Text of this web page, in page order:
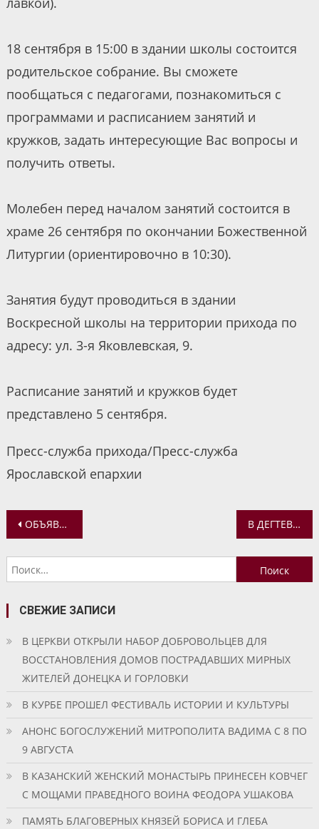
18 сентября в 15:00 в здании школы состоится
родительское собрание. Вы сможете
пообщаться с педагогами, познакомиться с
программами и расписанием занятий и
кружков, задать интересующие Вас вопросы и
получить ответы.
Молебен перед началом занятий состоится в
храме 26 сентября по окончании Божественной
Литургии (ориентировочно в 10:30).
Занятия будут проводиться в здании
Воскресной школы на территории прихода по
адресу: ул. 3-я Яковлевская, 9.
Расписание занятий и кружков будет
представлено 5 сентября.
Пресс-служба прихода/Пресс-служба
Ярославской епархии
Навигация
по
записям
ОБЪЯВЛЕН ДОПОЛНИТЕЛЬНЫЙ НАБОР В РЕГЕНТСКУЮ ШКОЛУ СЕМИНАРИИ В ДЕГТЕВО ПРОЙДЕТ СУББОТНИК
Найти:
СВЕЖИЕ ЗАПИСИ
В ЦЕРКВИ ОТКРЫЛИ НАБОР ДОБРОВОЛЬЦЕВ ДЛЯ
ВОССТАНОВЛЕНИЯ ДОМОВ ПОСТРАДАВШИХ МИРНЫХ
ЖИТЕЛЕЙ ДОНЕЦКА И ГОРЛОВКИ
В КУРБЕ ПРОШЕЛ ФЕСТИВАЛЬ ИСТОРИИ И КУЛЬТУРЫ
АНОНС БОГОСЛУЖЕНИЙ МИТРОПОЛИТА ВАДИМА С 8 ПО
9 АВГУСТА
В КАЗАНСКИЙ ЖЕНСКИЙ МОНАСТЫРЬ ПРИНЕСЕН КОВЧЕГ
С МОЩАМИ ПРАВЕДНОГО ВОИНА ФЕОДОРА УШАКОВА
ПАМЯТЬ БЛАГОВЕРНЫХ КНЯЗЕЙ БОРИСА И ГЛЕБА